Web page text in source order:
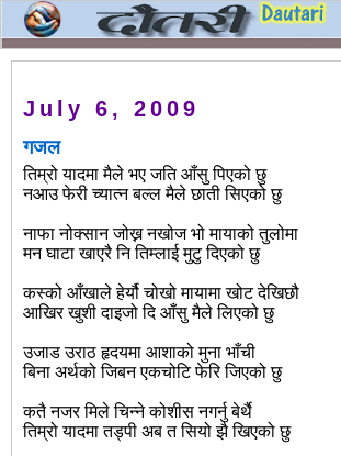
July 6, 2009
गजल
तिम्रो यादमा मैले भए जति आँसु पिएको छु
नआउ फेरी च्यात्न बल्ल मैले छाती सिएको छु
नाफा नोक्सान जोख्न नखोज भो मायाको तुलोमा
मन घाटा खाएरै नि तिम्लाई मुटु दिएको छु
कस्को आँखाले हेर्यौ चोखो मायामा खोट देखिछौ
आखिर खुशी दाइजो दि आँसु मैले लिएको छु
उजाड उराठ हृदयमा आशाको मुना भाँची
बिना अर्थको जिबन एकचोटि फेरि जिएको छु
कतै नजर मिले चिन्ने कोशीस नगर्नु बेर्थै
तिम्रो यादमा तड्पी अब त सियो झै खिएको छु